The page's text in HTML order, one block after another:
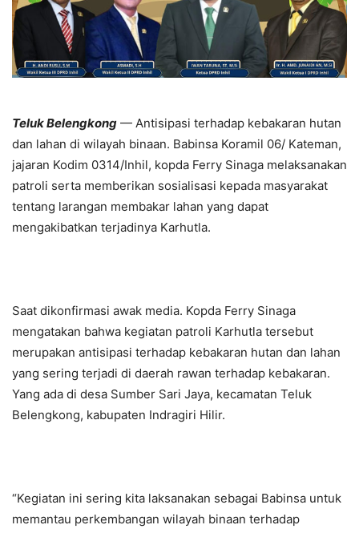
Teluk Belengkong — Antisipasi terhadap kebakaran hutan
dan lahan di wilayah binaan. Babinsa Koramil 06/ Kateman,
jajaran Kodim 0314/Inhil, kopda Ferry Sinaga melaksanakan
patroli serta memberikan sosialisasi kepada masyarakat
tentang larangan membakar lahan yang dapat
mengakibatkan terjadinya Karhutla.
Saat dikonfirmasi awak media. Kopda Ferry Sinaga
mengatakan bahwa kegiatan patroli Karhutla tersebut
merupakan antisipasi terhadap kebakaran hutan dan lahan
yang sering terjadi di daerah rawan terhadap kebakaran.
Yang ada di desa Sumber Sari Jaya, kecamatan Teluk
Belengkong, kabupaten Indragiri Hilir.
“Kegiatan ini sering kita laksanakan sebagai Babinsa untuk
memantau perkembangan wilayah binaan terhadap